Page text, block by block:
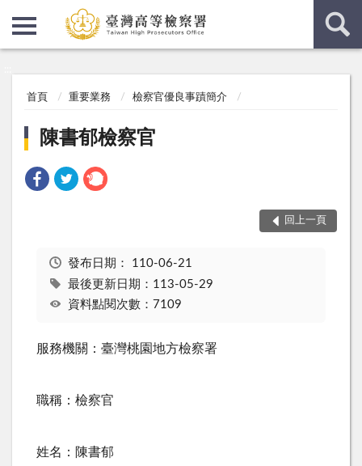
首頁 重要業務 檢察官優良事蹟簡介
陳書郁檢察官
回上一頁
發布日期： 110-06-21
最後更新日期：113-05-29
資料點閱次數：7109
服務機關：臺灣桃園地方檢察署
職稱：檢察官
姓名：陳書郁